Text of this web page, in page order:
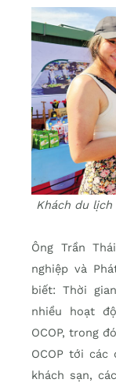
Khách du lịch
Ông Trần
nghiệp và
biết: Thời
nhiều hoạt
OCOP, trong
OCOP tới
khách sạn,